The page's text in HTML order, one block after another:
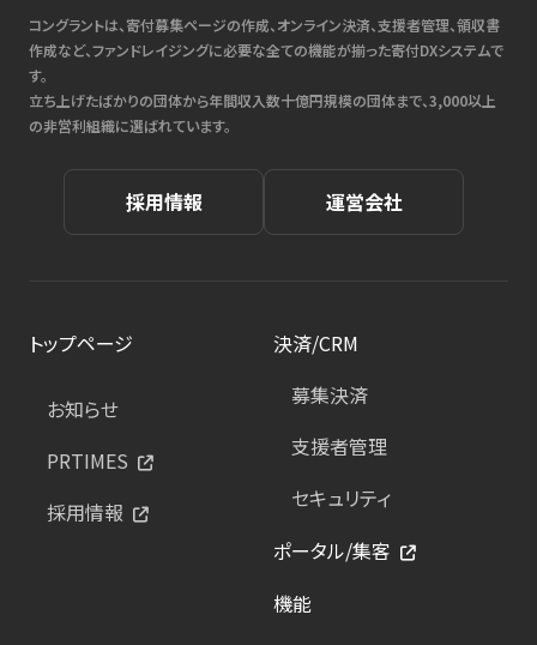
コングラントは、寄付募集ページの作成、オンライン決済、支援者管理、領収書
作成など、ファンドレイジングに必要な全ての機能が揃った寄付DXシステムで
す。
立ち上げたばかりの団体から年間収入数十億円規模の団体まで、3,000以上
の非営利組織に選ばれています。
採用情報 運営会社
トップページ
お知らせ
PRTIMES
採用情報
決済/CRM
募集決済
支援者管理
セキュリティ
ポータル/集客
機能